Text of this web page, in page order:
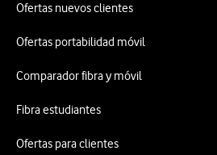
Ofertas nuevos clientes
Ofertas portabilidad móvil
Comparador fibra y móvil
Fibra estudiantes
Ofertas para clientes